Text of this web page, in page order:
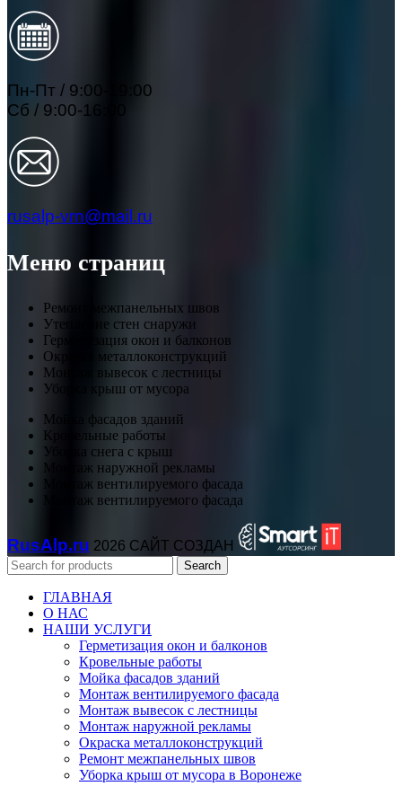
Пн-Пт / 9:00-19:00
Сб / 9:00-16:00
rusalp-vrn@mail.ru
Меню страниц
Ремонт межпанельных швов
Утепление стен снаружи
Герметизация окон и балконов
Окраска металлоконструкций
Монтаж вывесок с лестницы
Уборка крыш от мусора
Мойка фасадов зданий
Кровельные работы
Уборка снега с крыш
Монтаж наружной рекламы
Монтаж вентилируемого фасада
Монтаж вентилируемого фасада
RusAlp.ru 2026 САЙТ СОЗДАН
Search
ГЛАВНАЯ
О НАС
НАШИ УСЛУГИ
Герметизация окон и балконов
Кровельные работы
Мойка фасадов зданий
Монтаж вентилируемого фасада
Монтаж вывесок с лестницы
Монтаж наружной рекламы
Окраска металлоконструкций
Ремонт межпанельных швов
Уборка крыш от мусора в Воронеже